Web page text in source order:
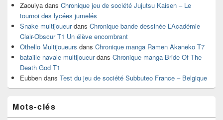
Zaouiya dans Chronique jeu de société Jujutsu Kaisen – Le
tournoi des lycées jumelés
Snake multijoueurdans Chronique bande dessinée L’Académie
Clair-Obscur T1 Un élève encombrant
Othello Multijoueurs dans Chronique manga Ramen Akaneko T7
bataille navale multijoueurdans Chronique manga Bride Of The
Death God T1
Eubben dans Test du jeu de société Subbuteo France – Belgique
Mots-clés